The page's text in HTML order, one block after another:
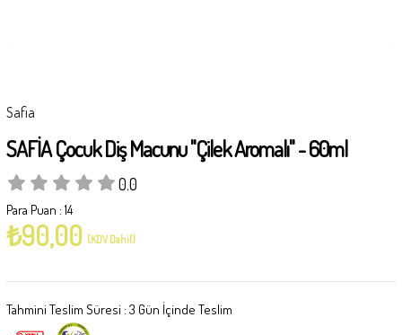
Safia
SAFİA Çocuk Diş Macunu ''Çilek Aromalı'' - 60ml
0.0
Para Puan :14
₺90,00 (KDV Dahil)
Tahmini Teslim Süresi : 3 Gün İçinde Teslim